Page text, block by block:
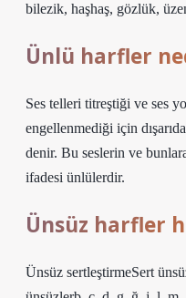
bilezik, haşhaş, gözlük,
Ünlü harfler
Ses telleri titreştiği ve ses
engellenmediği için
denir. Bu seslerin ve
ifadesi ünlülerdir.
Ünsüz harfler
Ünsüz sertleştirmeSert